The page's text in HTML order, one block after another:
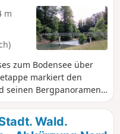
m
zum Bodensee über
markiert den
seinen Bergpanoramen
Höhenweg und
umgehen die
dicht an den
Wald.